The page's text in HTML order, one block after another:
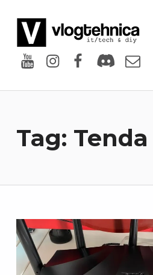
YoutubeInstagram
Facebook
DiscordEmail
Tag: Tenda